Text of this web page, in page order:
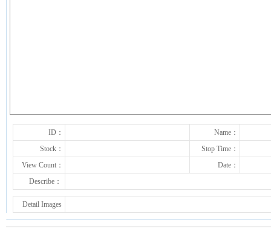
ID：
Name：
Stock：
Stop Time：
View Count：
Date：
Describe：
Detail Images